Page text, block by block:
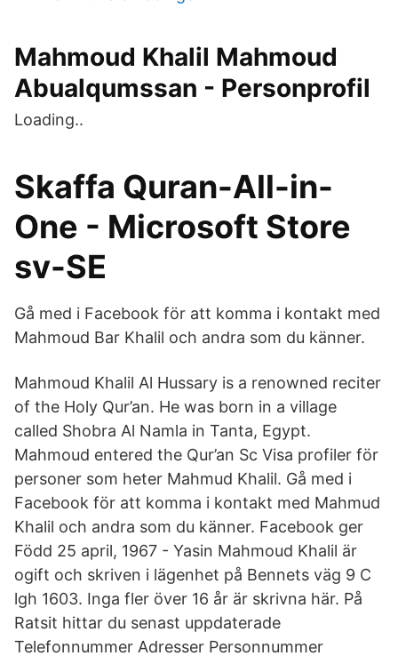
Mahmoud Khalil Mahmoud
Abualqumssan - Personprofil
Loading..
Skaffa Quran-All-in-
One - Microsoft Store
sv-SE
Gå med i Facebook för att komma i kontakt med
Mahmoud Bar Khalil och andra som du känner.
Mahmoud Khalil Al Hussary is a renowned reciter
of the Holy Qur’an. He was born in a village
called Shobra Al Namla in Tanta, Egypt.
Mahmoud entered the Qur’an Sc Visa profiler för
personer som heter Mahmud Khalil. Gå med i
Facebook för att komma i kontakt med Mahmud
Khalil och andra som du känner. Facebook ger
Född 25 april, 1967 - Yasin Mahmoud Khalil är
ogift och skriven i lägenhet på Bennets väg 9 C
lgh 1603. Inga fler över 16 år är skrivna här. På
Ratsit hittar du senast uppdaterade
Telefonnummer Adresser Personnummer